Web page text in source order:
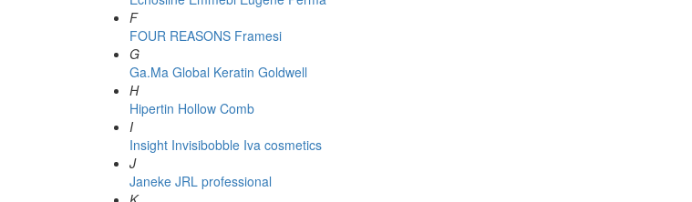
F
FOUR REASONS Framesi
G
Ga.Ma Global Keratin Goldwell
H
Hipertin Hollow Comb
I
Insight Invisibobble Iva cosmetics
J
Janeke JRL professional